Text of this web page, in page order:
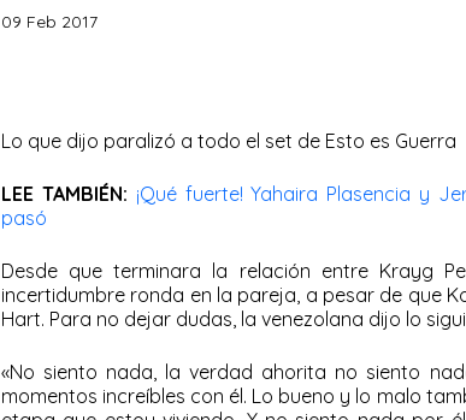
09 Feb 2017
Lo que dijo paralizó a todo el set de Esto es Guerra
LEE TAMBIÉN: ¡Qué fuerte! Yahaira Plasencia y
pasó
Desde que terminara la relación entre Krayg
incertidumbre ronda en la pareja, a pesar de que
Hart. Para no dejar dudas, la venezolana dijo lo
«No siento nada, la verdad ahorita no siento
momentos increíbles con él. Lo bueno y lo malo